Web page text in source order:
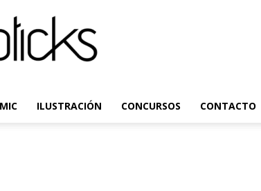
ILUSTRACIÓN CONCURSOS CONTACTO